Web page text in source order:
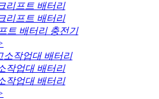
리프트 배터리
리프트 배터리
트 배터리 충전기
소작업대 배터리
작업대 배터리
작업대 배터리